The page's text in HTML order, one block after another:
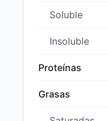
Soluble
Insoluble
Proteínas
Grasas